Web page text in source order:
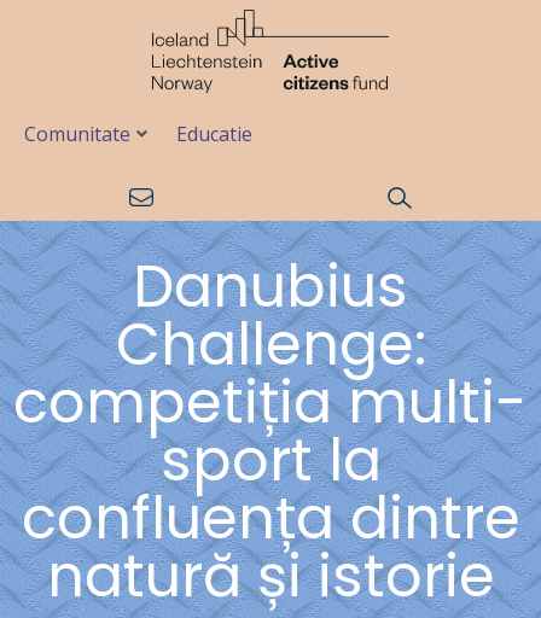
Comunitate Educatie
Danubius
Challenge:
competiția multi-
sport la
confluența dintre
natură și istorie